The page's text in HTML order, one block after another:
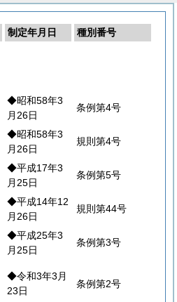
制定年月日
種別番号
◆昭和58年3
月26日
条例第4号
◆昭和58年3
月26日
規則第4号
◆平成17年3
月25日
条例第5号
◆平成14年12
月26日
規則第44号
◆平成25年3
月25日
条例第3号
◆令和3年3月
23日
条例第2号